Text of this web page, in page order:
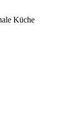
Küche